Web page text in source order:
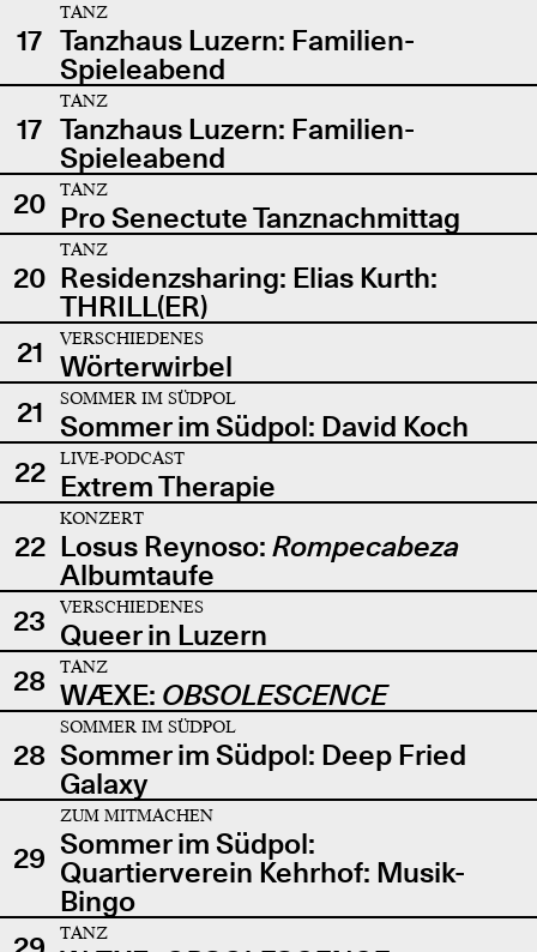
17
TANZ
Tanzhaus Luzern: Familien-
Spieleabend
17
TANZ
Tanzhaus Luzern: Familien-
Spieleabend
20
TANZ
Pro Senectute Tanznachmittag
20
TANZ
Residenzsharing: Elias Kurth:
THRILL(ER)
21
VERSCHIEDENES
Wörterwirbel
21
SOMMER IM SÜDPOL
Sommer im Südpol: David Koch
22
LIVE-PODCAST
Extrem Therapie
22
KONZERT
Losus Reynoso: Rompecabeza
Albumtaufe
23
VERSCHIEDENES
Queer in Luzern
28
TANZ
WÆXE: OBSOLESCENCE
28
SOMMER IM SÜDPOL
Sommer im Südpol: Deep Fried
Galaxy
29
ZUM MITMACHEN
Sommer im Südpol:
Quartierverein Kehrhof: Musik-
Bingo
TANZ